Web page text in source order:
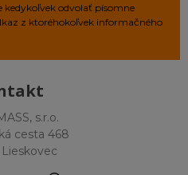
kedykoľvek odvolať písomne
z ktoréhokoľvek informačného
s.r.o.
cesta 468
Lieskovec